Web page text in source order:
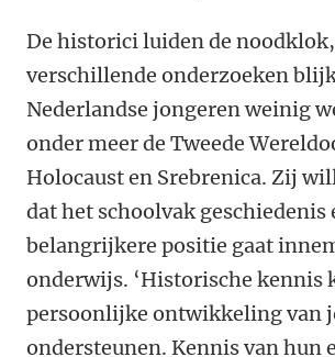
De historici luiden de
verschillende onderzoeken
Nederlandse jongeren weinig
onder meer de Tweede
Holocaust en Srebrenica. Zij
dat het schoolvak geschiedenis
belangrijkere positie gaat
onderwijs. ‘Historische kennis
persoonlijke ontwikkeling van
ondersteunen. Kennis van hun